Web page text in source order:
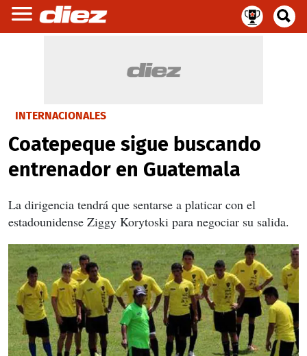
INTERNACIONALES
Coatepeque sigue buscando
entrenador en Guatemala
La dirigencia tendrá que sentarse a platicar con el
estadounidense Ziggy Korytoski para negociar su salida.